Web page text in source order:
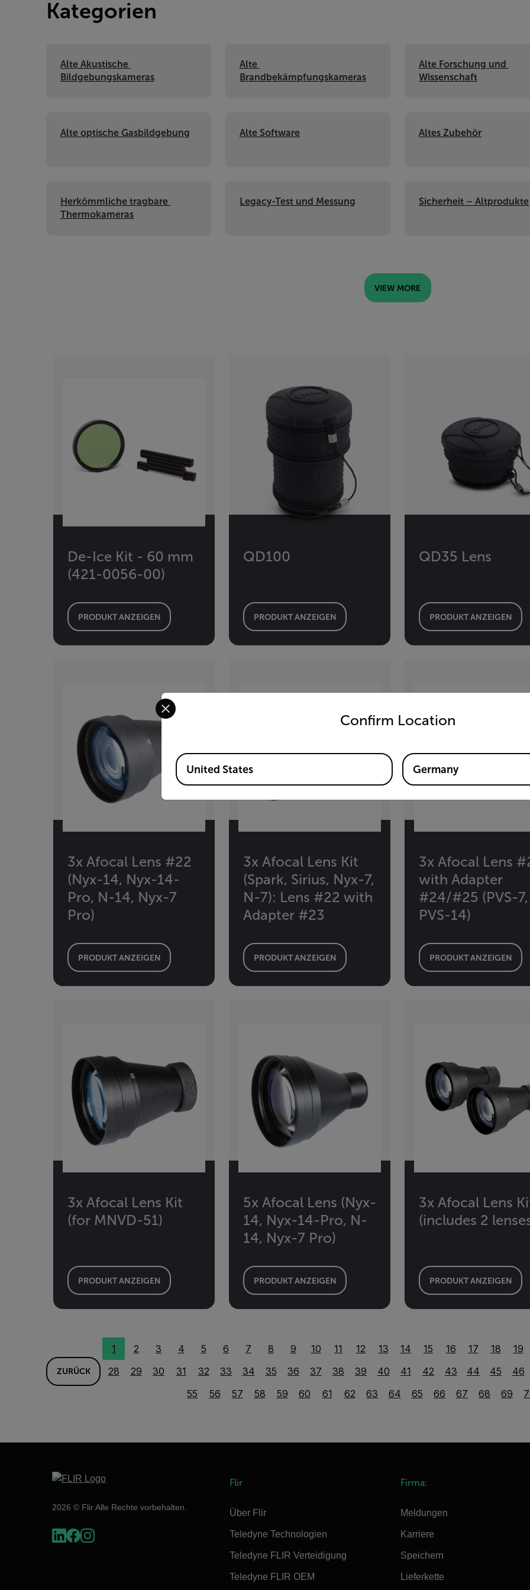
Kategorien
Alte Akustische
Bildgebungskameras
Alte
Brandbekämpfungskameras
Alte Forschung und
Wissenschaft
Alte optische Gasbildgebung Alte Software Altes Zubehör
Herkömmliche tragbare
Thermokameras
Legacy-Test und Messung Sicherheit – Altprodukte
VIEW MORE
De-Ice Kit - 60 mm
(421-0056-00)
PRODUKT ANZEIGEN
QD100
PRODUKT ANZEIGEN
QD35 Lens
PRODUKT ANZEIGEN
3x Afocal Lens #22
(Nyx-14, Nyx-14-
Pro, N-14, Nyx-7
Pro)
PRODUKT ANZEIGEN
3x Afocal Lens Kit
(Spark, Sirius, Nyx-7,
N-7): Lens #22 with
Adapter #23
PRODUKT ANZEIGEN
3x Afocal Lens
with Adapter
#24/#25 (PVS-7,
PVS-14)
PRODUKT ANZEIGEN
3x Afocal Lens Kit
(for MNVD-51)
PRODUKT ANZEIGEN
5x Afocal Lens (Nyx-
14, Nyx-14-Pro, N-
14, Nyx-7 Pro)
PRODUKT ANZEIGEN
3x Afocal Lens
(includes 2
PRODUKT ANZEIGEN
ZURÜCK
1 2 3 4 5 6 7 8 9 10 11 12 13 14 15 16 17 18
19
28
29 30 31 32 33 34 35 36 37 38 39 40 41 42 43 44 45
46
55
56 57 58 59 60 61 62 63 64 65 66 67 68 69
2026 © Flir Alle Rechte vorbehalten.
Flir
Über Flir
Teledyne Technologien
Teledyne FLIR Verteidigung
Teledyne FLIR OEM
Firma:
Meldungen
Karriere
Speichern
Lieferkette
Confirm Location
Select your preferred country and language from the options below to access the
Available Locations
United States Germany